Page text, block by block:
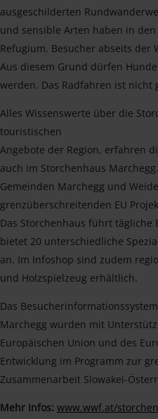
ausgeschilderten
und sensible Arten haben in
Refugium. Besucher abseits der
Aus diesem Grund dürfen
werden. Das Radfahren ist nicht
Alles Wissenswerte über die
touristischen
Angebote der Region, erfahren
auch im Storchenhaus
Gemeinden Marchegg und
grenzüberschreitenden EU
Das Storchenhaus führt
bietet 20 unterschiedliche
an. Im Infoshop sind zudem
und Holzspielzeug erhältlich.
Das
Marchegg wurden mit
Europäischen Union und des
Entwicklung im Programm zur
Zusammenarbeit Slowakei-
Mehr Infos: www.wwf.at/